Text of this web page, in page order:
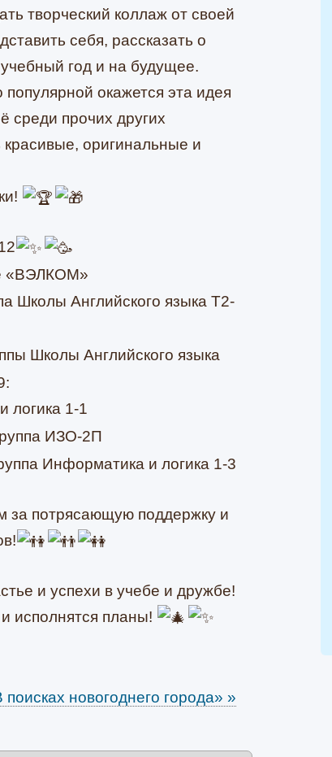
творческий коллаж от своей
себя, рассказать о
год и на будущее.
окажется эта идея
среди прочих других
оригинальные и
«ВЭЛКОМ»
Школы Английского языка Т2-
Школы Английского языка
логика 1-1
ИЗО-2П
Информатика и логика 1-3
за потрясающую поддержку и
и успехи в учебе и дружбе!
исполнятся планы!
новогоднего города» »